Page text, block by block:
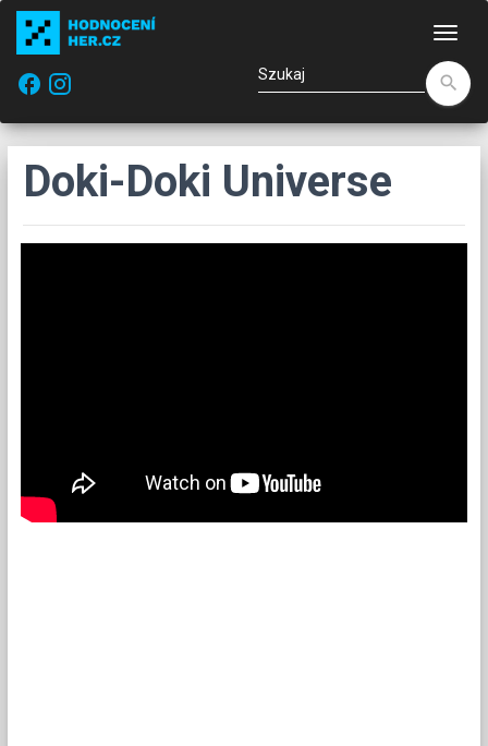
facebook
search
Doki-Doki Universe